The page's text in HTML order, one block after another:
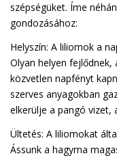
szépségüket. Íme
gondozásához:
Helyszín: A liliomok a
Olyan helyen
közvetlen napfényt
szerves anyagokban
elkerülje a pangó vizet,
Ültetés: A liliomokat
Ássunk a hagyma